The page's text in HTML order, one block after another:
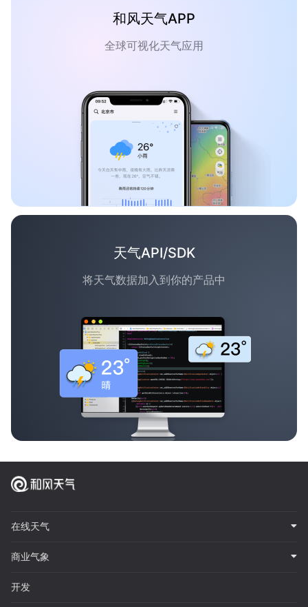
和风天气APP
全球可视化天气应用
天气API/SDK
将天气数据加入到你的产品中
在线天气
商业气象
开发